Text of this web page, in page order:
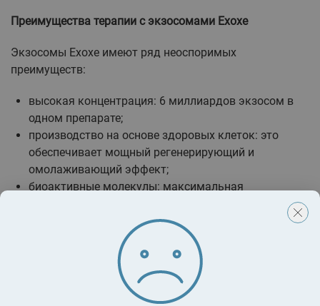
Преимущества терапии с экзосомами Exoxe
Экзосомы Exoxe имеют ряд неоспоримых
преимуществ:
высокая концентрация: 6 миллиардов экзосом в
одном препарате;
производство на основе здоровых клеток: это
обеспечивает мощный регенерирующий и
омолаживающий эффект;
биоактивные молекулы: максимальная
ускоренная регенерация: ткани восстанавливаются
в 2,5 раза быстрее по сравнению с другими
экзосомальными препаратами.
Эти характеристики гарантируют безопасность и